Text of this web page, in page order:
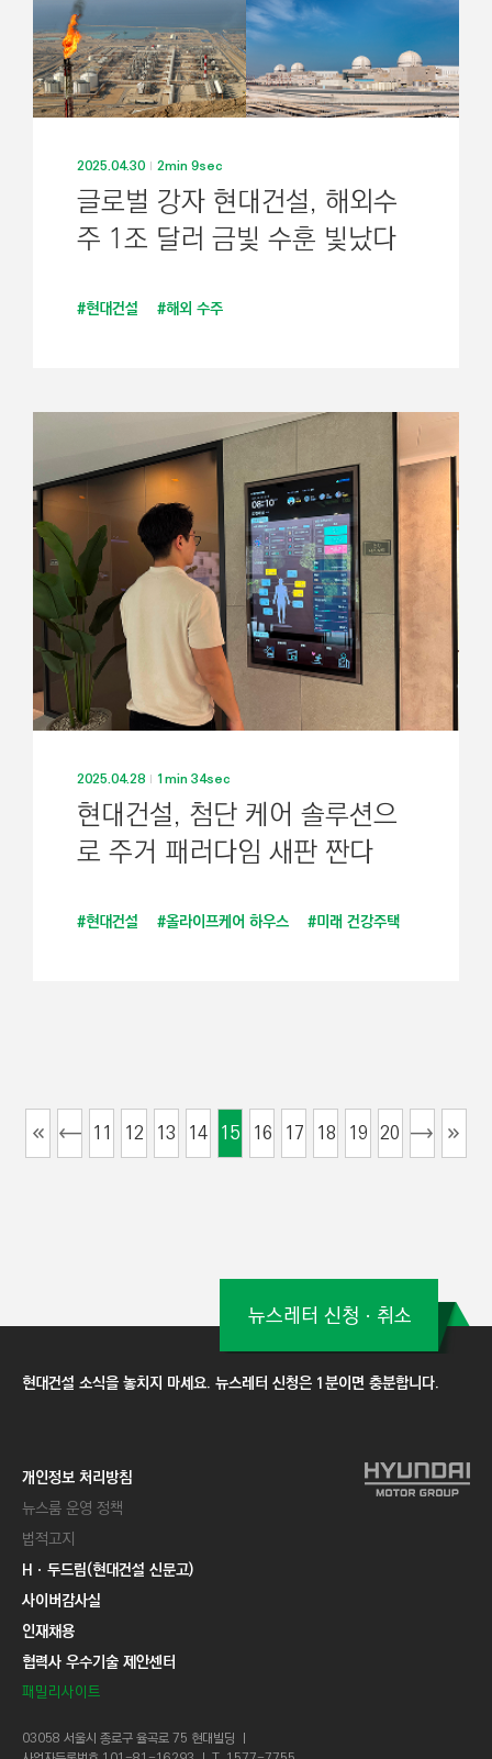
2025.04.30 2min 9sec
글로벌 강자 현대건설, 해외수
주 1조 달러 금빛 수훈 빛났다
#현대건설 #해외 수주
2025.04.28 1min 34sec
현대건설, 첨단 케어 솔루션으
로 주거 패러다임 새판 짠다
#현대건설 #올라이프케어 하우스 #미래 건강주택
11 12 13 14 15 16 17 18 19 20
현대건설 소식을 놓치지 마세요. 뉴스레터 신청은 1분이면 충분합니다.
뉴스레터 신청ㆍ취소
개인정보 처리방침
뉴스룸 운영 정책
법적고지
Hㆍ두드림(현대건설 신문고)
사이버감사실
인재채용
협력사 우수기술 제안센터
패밀리사이트
03058 서울시 종로구 율곡로 75 현대빌딩 ㅣ